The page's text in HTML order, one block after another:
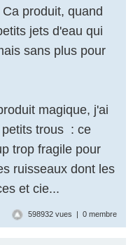
produit, quand
jets d'eau qui
sans plus pour
magique, j'ai
petits trous : ce
trop fragile pour
ruisseaux dont les
et cie...
598932 vues | 0 membre